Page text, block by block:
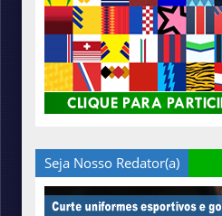
Seja Nosso Redator(a)